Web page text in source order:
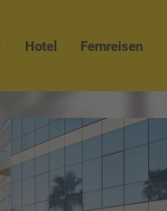
Hotel Fernreisen